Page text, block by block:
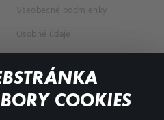
COOKIES
Všeobecné podmienky
Osobné údaje